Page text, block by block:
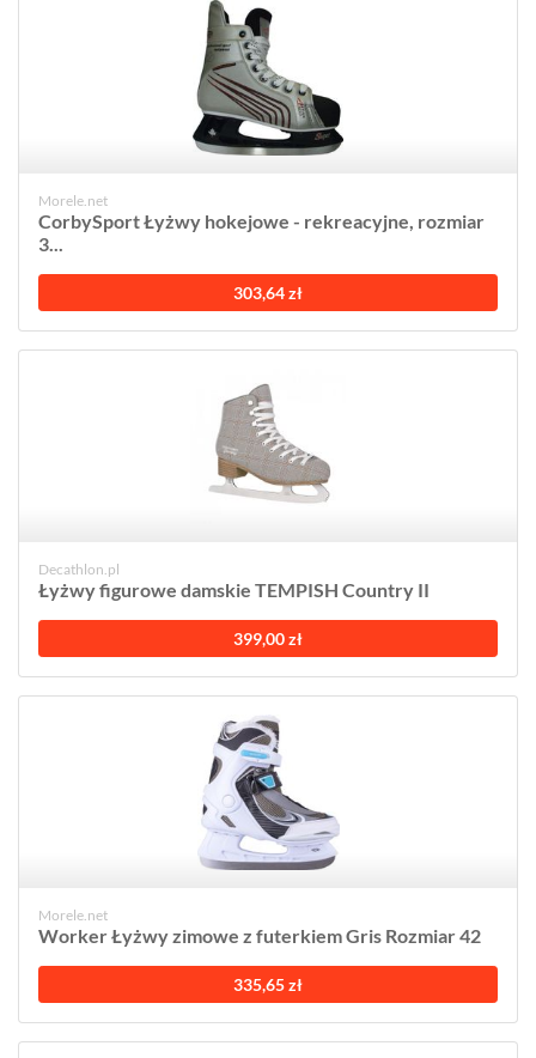
Morele.net
CorbySport Łyżwy hokejowe - rekreacyjne, rozmiar
3...
303,64 zł
Decathlon.pl
Łyżwy figurowe damskie TEMPISH Country II
399,00 zł
Morele.net
Worker Łyżwy zimowe z futerkiem Gris Rozmiar 42
335,65 zł